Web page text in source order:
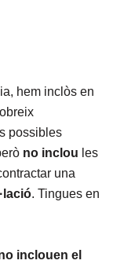
hem inclòs en
possibles
no inclou les
una
. Tingues en
inclouen el